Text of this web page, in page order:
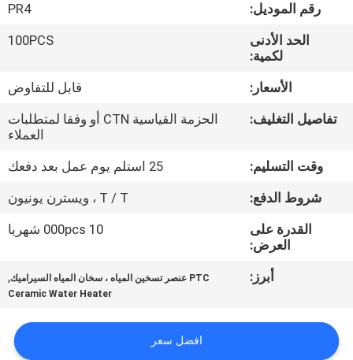
المصنع
مراقبة
الجودة
اتصل
أخبار
رقم الموديل:
PR4
الحد الأدنى
لكمية:
100PCS
الأسعار:
قابل للتفاوض
تفاصيل التغليف:
الحزمة القياسية CTN أو وفقا لمتطلبات
العملاء
وقت التسليم:
25 استلم يوم عمل بعد دفعك
شروط الدفع:
T / T ، ويسترن يونيون
القدرة على
العرض:
10 000pcs شهريا
أبرز: PTC عنصر تسخين المياه ، سخان المياه السيراميك ,
Ceramic Water Heater
افضل سعر